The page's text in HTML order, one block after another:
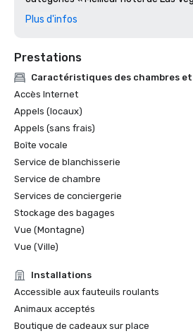
hôtel du Nevada » 2024
Plus d'infos
Prestations
Caractéristiques des chambres
Accès Internet
Appels (locaux)
Appels (sans frais)
Boîte vocale
Service de blanchisserie
Service de chambre
Services de conciergerie
Stockage des bagages
Vue (Montagne)
Vue (Ville)
Installations
Accessible aux fauteuils roulants
Animaux acceptés
Boutique de cadeaux sur place